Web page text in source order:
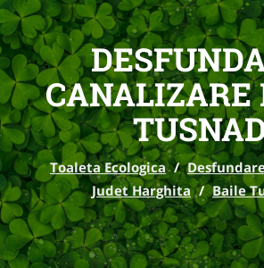
CANALIZARE
Toaleta Ecologica /
Judet Harghita / Baile